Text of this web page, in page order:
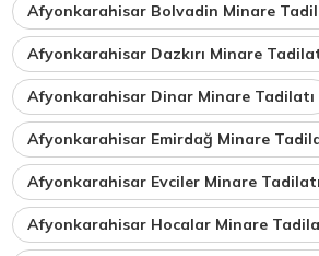
Afyonkarahisar Bolvadin Minare
Afyonkarahisar Dazkırı Minare
Afyonkarahisar Dinar Minare Tadilatı
Afyonkarahisar Emirdağ Minare
Afyonkarahisar Evciler Minare Tadilatı
Afyonkarahisar Hocalar Minare